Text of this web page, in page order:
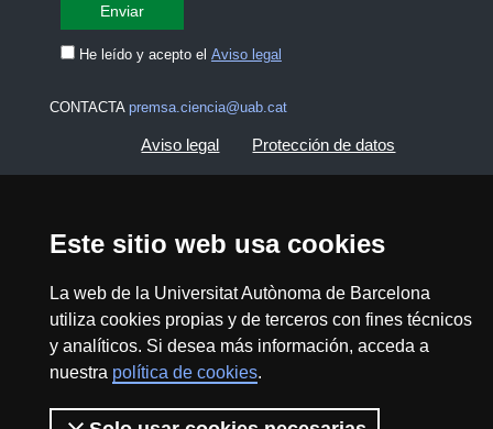
Este sitio web usa cookies
La web de la Universitat Autònoma de Barcelona
utiliza cookies propias y de terceros con fines técnicos
y analíticos. Si desea más información, acceda a
nuestra política de cookies.
He leído y acepto el Aviso legal
CONTACTA premsa.ciencia@uab.cat
Aviso legal Protección de datos
Mapa del web UAB
2026 Divulga UAB - Commons Reconocimiento -
No Comercial (CC BY NC) - ISSN: 2014-6388
View low-bandwidth version